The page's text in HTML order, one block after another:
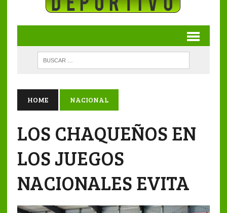
HOME NACIONAL
LOS CHAQUEÑOS EN
LOS JUEGOS
NACIONALES EVITA